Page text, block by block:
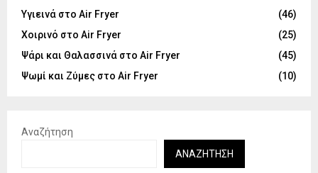
Υγιεινά στο Air Fryer
(46)
Χοιρινό στο Air Fryer
(25)
Ψάρι και Θαλασσινά στο Air Fryer
(45)
Ψωμί και Ζύμες στο Air Fryer
(10)
Αναζήτηση
ΑΝΑΖΉΤΗΣΗ